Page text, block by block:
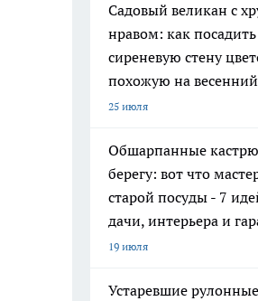
Садовый великан с
нравом: как посадить
сиреневую стену
похожую на
25 июля
Обшарпанные
берегу: вот что
старой посуды - 7
дачи, интерьера и
19 июля
Устаревшие